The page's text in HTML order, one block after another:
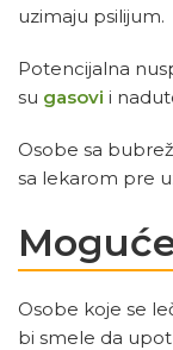
uzimaju psilijum.
Potencijalna
su gasovi i
Osobe sa
sa lekarom pre
Osobe koje se
bi smele da